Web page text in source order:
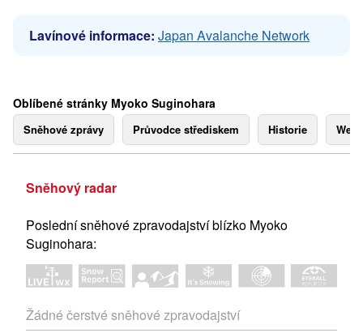
Lavínové informace: Japan Avalanche Network
Oblíbené stránky Myoko Suginohara
Sněhové zprávy Průvodce střediskem Historie
Sněhový radar
Poslední sněhové zpravodajství blízko Myoko
Suginohara:
Žádné čerstvé sněhové zpravodajství